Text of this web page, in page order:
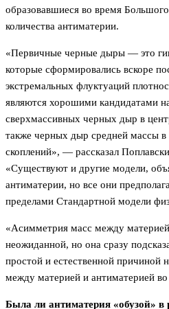
образовавшиеся во время
количества антиматерии.
«Первичные черные дыры — это
которые сформировались вскоре
экстремальных флуктуаций
являются хорошими кандидатами
сверхмассивных черных дыр в
также черных дыр средней массы
скоплений», — рассказал
«Существуют и другие модели,
антиматерии, но все они
пределами Стандартной модели
«Асимметрия масс между
неожиданной, но она сразу
простой и естественной причиной
между материей и антиматерией
Была ли антиматерия «обузой» в